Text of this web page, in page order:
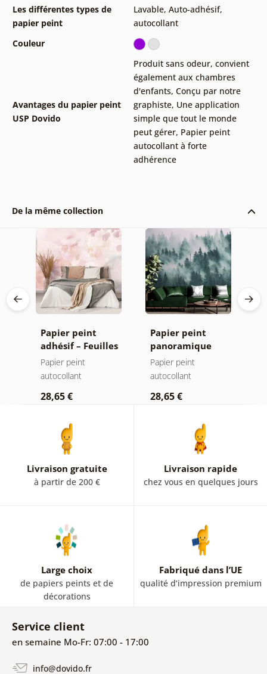
Les différentes types de
papier peint
Lavable, Auto-adhésif,
autocollant
Couleur
Avantages du papier peint
USP Dovido
Produit sans odeur, convient
également aux chambres
d'enfants, Conçu par notre
graphiste, Une application
simple que tout le monde
peut gérer, Papier peint
autocollant à forte
adhérence
De la même collection
Papier peint
adhésif – Feuilles
avec teinte
pastel
Papier peint
autocollant
28,65 €
Papier peint
panoramique
autocollant –
Forêt dans le
Papier peint
autocollant
28,65 €
Livraison gratuite
à partir de 200 €
Livraison rapide
chez vous en quelques jours
Large choix
de papiers peints et de
décorations
Fabriqué dans l’UE
qualité d’impression premium
Service client
en semaine Mo-Fr: 07:00 - 17:00
info@dovido.fr